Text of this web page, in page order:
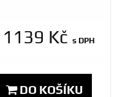
1139 Kč s DPH
DO KOŠÍKU